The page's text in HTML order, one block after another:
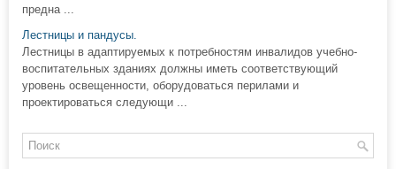
предна ...
Лестницы и пандусы.
Лестницы в адаптируемых к потребностям инвалидов учебно-
воспитательных зданиях должны иметь соответствующий
уровень освещенности, оборудоваться перилами и
проектироваться следующи ...